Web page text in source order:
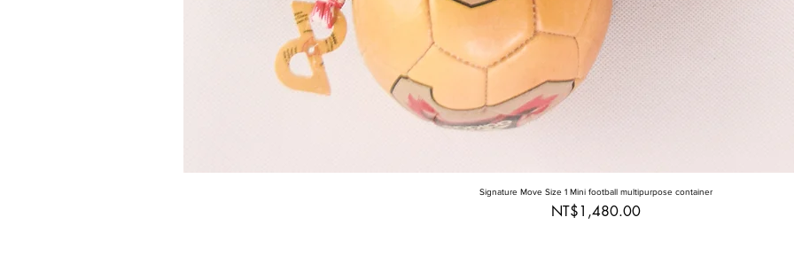
Quick View
Signature Move Size 1 Mini football multipurpose container
Price
NT$1,480.00